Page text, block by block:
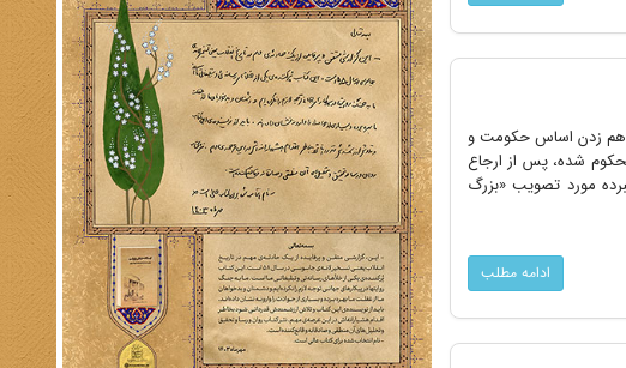
به‌هم زدن اساس حکومت و
شده، پس از ارجاع
مورد تصویب «بزرگ
ادامه مطلب